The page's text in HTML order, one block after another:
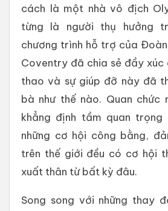
cách là một nhà vô địch
từng là người thụ hưởng
chương trình hỗ trợ của
Coventry đã chia sẻ đầy
thao và sự giúp đỡ này đã
bà như thế nào. Quan chức
khẳng định tầm quan
những cơ hội công bằng,
trên thế giới đều có cơ hội
xuất thân từ bất kỳ đâu.
Song song với những thay